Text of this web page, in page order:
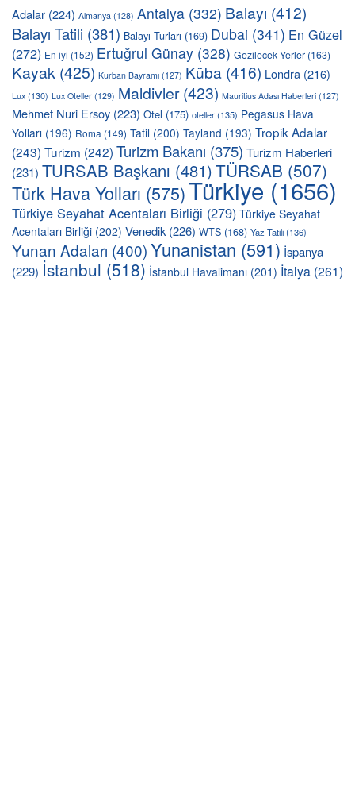
Adalar (224) Almanya (128) Antalya (332) Balayı (412)
Balayı Tatili (381) Balayı Turları (169) Dubai (341) En Güzel
(272) En iyi (152) Ertuğrul Günay (328) Gezilecek Yerler (163)
Kayak (425) Kurban Bayramı (127) Küba (416) Londra (216)
Lux (130) Lux Oteller (129) Maldivler(423) Mauritius Adası Haberleri (127)
Mehmet Nuri Ersoy (223) Otel (175) oteller(135) Pegasus Hava
Yolları (196) Roma (149) Tatil (200) Tayland (193) Tropik Adalar
(243) Turizm (242) Turizm Bakanı (375) Turizm Haberleri
(231) TURSAB Başkanı (481)TÜRSAB (507)
Türk Hava Yolları (575)Türkiye (1656)
Türkiye Seyahat Acentaları Birliği (279) Türkiye Seyahat
Acentaları Birliği (202) Venedik (226) WTS (168) Yaz Tatili(136)
Yunan Adaları (400)Yunanistan (591) İspanya
(229) İstanbul (518) İstanbul Havalimanı (201) İtalya (261)